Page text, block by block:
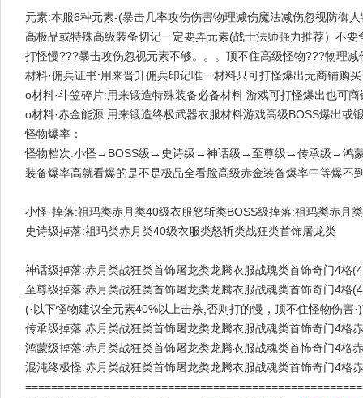
元素:本服6种元素-(暴击几率攻伤伤害物理减伤魔法减伤忽视防御
高极品或特殊高级装备切记一定要弄元素(战士法师强力推荐）不
打怪慢???暴击攻伤忽视元素不够。。。顶不住高级怪物???物理减
材料·佣兵证书:用来晋升佣兵印记唯一材料只可打怪爆出无商铺购
o材料·斗笠碎片:用来锻造特殊装备必备材料 游戏可打怪爆出也可
o材料·赤金能源:用来锻造终极武器衣服材料游戏高级BOSS爆出或
怪物爆率：
怪物档次:小怪→BOSS级→史诗级→神话级→至尊级→传承级→鸿
装备爆率高就看爆的是不是极品全看脸高级赤金装备爆率中等爆不
小怪·掉落:祖玛类赤月类40级衣服怒斩类BOSS级掉落:祖玛类赤月
史诗级掉落:祖玛类赤月类40级衣服类怒斩类战狂类首饰屠龙类
神话级掉落:赤月类战狂类首饰屠龙类龙腾衣服战瑰类首饰奇门4格
至尊级掉落:赤月类战狂类首饰屠龙类龙腾衣服战魂类首饰奇门4格
(·以下怪物建议全元素40%以上击杀,否则打的慢，顶不住怪物伤害
传承级掉落:赤月类战狂类首饰屠龙类龙腾衣服战魂类首饰奇门4格
鸿蒙级掉落:赤月类战狂类首饰屠龙类龙腾衣服战魂类首怖奇门4格
混沌终极怪:赤月类战狂类首饰屠龙类龙腾衣服战魂类首饰奇门4格